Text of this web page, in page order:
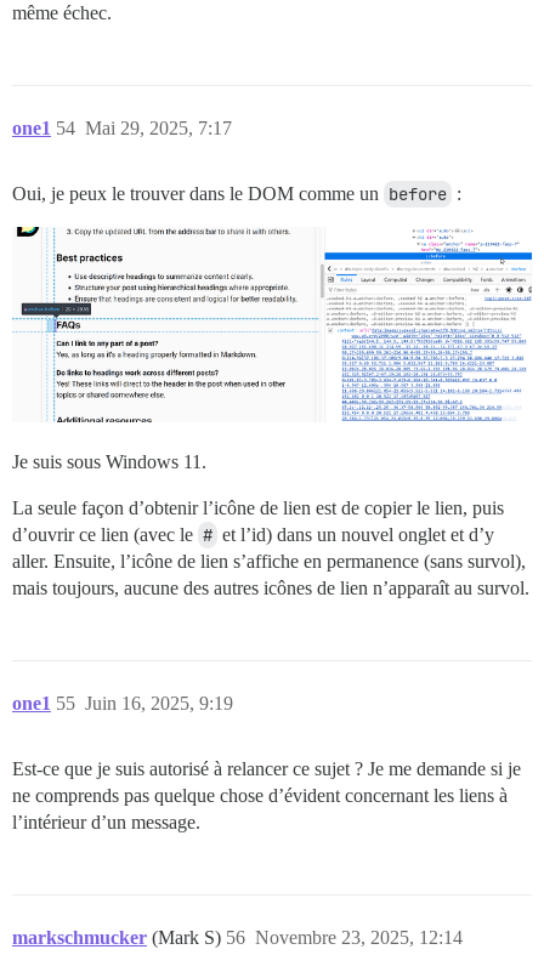
même échec.
one1 Mai 29, 2025, 7:17
54
Oui, je peux le trouver dans le DOM comme un before :
Je suis sous Windows 11.
La seule façon d’obtenir l’icône de lien est de copier le lien, puis
d’ouvrir ce lien (avec le # et l’id) dans un nouvel onglet et d’y
aller. Ensuite, l’icône de lien s’affiche en permanence (sans survol),
mais toujours, aucune des autres icônes de lien n’apparaît au survol.
one1 Juin 16, 2025, 9:19
55
Est-ce que je suis autorisé à relancer ce sujet ? Je me demande si je
ne comprends pas quelque chose d’évident concernant les liens à
l’intérieur d’un message.
markschmucker (Mark S) Novembre 23, 2025, 12:14
56